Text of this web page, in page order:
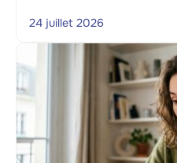
24 juillet 2026